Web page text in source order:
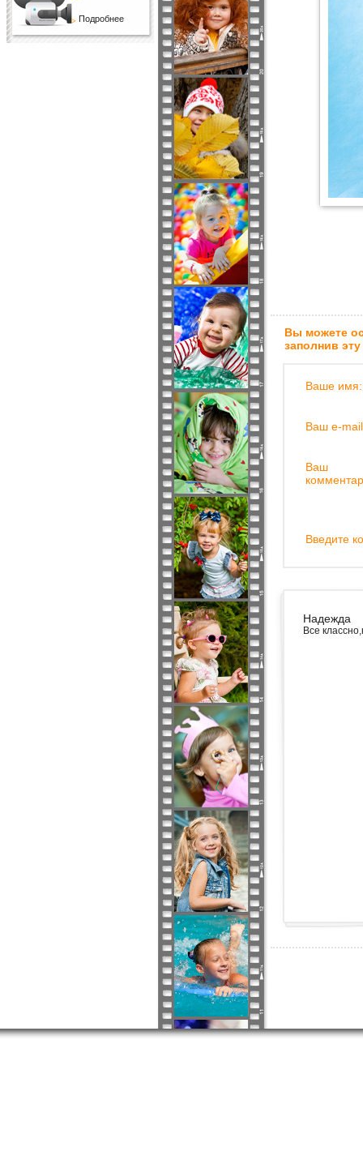
Подробнее
Вы можете
заполнив
Ваше имя:
Ваш e-
Ваш
Введите
Надежда
Все